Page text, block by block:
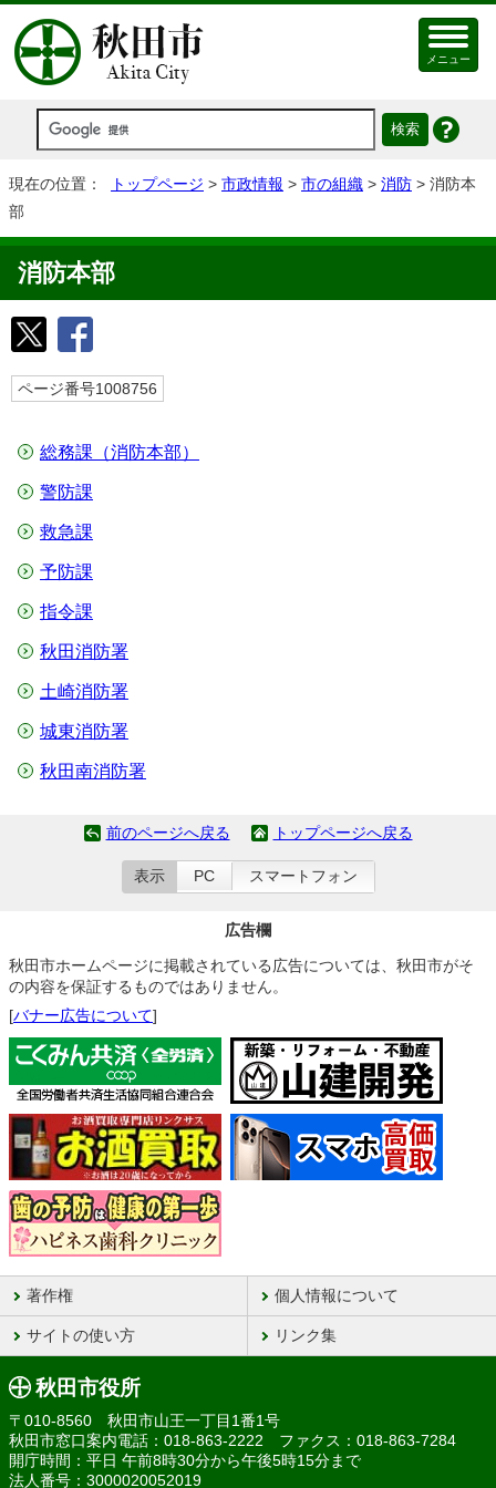
メニュー
現在の位置： トップページ > 市政情報 > 市の組織 > 消防 > 消防本
部
消防本部
ページ番号1008756
総務課（消防本部）
警防課
救急課
予防課
指令課
秋田消防署
土崎消防署
城東消防署
秋田南消防署
前のページへ戻る トップページへ戻る
表示 PC スマートフォン
広告欄
秋田市ホームページに掲載されている広告については、秋田市がそ
の内容を保証するものではありません。
[バナー広告について]
著作権 個人情報について
サイトの使い方 リンク集
秋田市役所
〒010-8560 秋田市山王一丁目1番1号
秋田市窓口案内電話：018-863-2222 ファクス：018-863-7284
開庁時間：平日 午前8時30分から午後5時15分まで
法人番号：3000020052019